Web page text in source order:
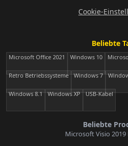
Cookie-
Beliebte
Microsoft Office 2021 Windows 10
Retro Betriebssysteme Windows 7
Windows 8.1 Windows XP USB-Kabel
Beliebte
Microsoft Visio